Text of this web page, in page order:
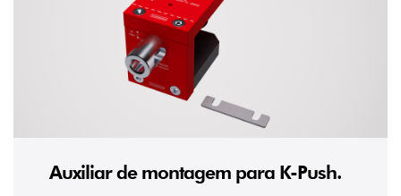
Auxiliar de montagem para K-Push.